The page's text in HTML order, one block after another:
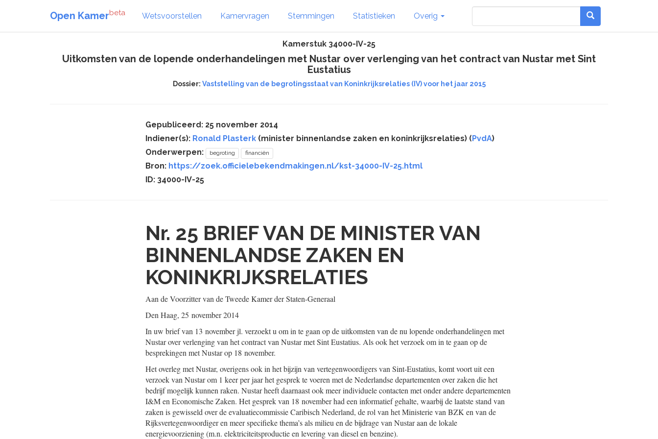
Open Kamerbeta Wetsvoorstellen Kamervragen Stemmingen Statistieken Overig
Kamerstuk 34000-IV-25
Uitkomsten van de lopende onderhandelingen met Nustar over verlenging van het contract van Nustar met Sint
Eustatius
Dossier: Vaststelling van de begrotingsstaat van Koninkrijksrelaties (IV) voor het jaar 2015
Gepubliceerd: 25 november 2014
Indiener(s): Ronald Plasterk (minister binnenlandse zaken en koninkrijksrelaties) (PvdA)
Onderwerpen:
begroting financiën
Bron: https://zoek.officielebekendmakingen.nl/kst-34000-IV-25.html
ID: 34000-IV-25
Nr. 25 BRIEF VAN DE MINISTER VAN
BINNENLANDSE ZAKEN EN
KONINKRIJKSRELATIES
Aan de Voorzitter van de Tweede Kamer der Staten-Generaal
Den Haag, 25 november 2014
In uw brief van 13 november jl. verzoekt u om in te gaan op de uitkomsten van de nu lopende onderhandelingen met
Nustar over verlenging van het contract van Nustar met Sint Eustatius. Als ook het verzoek om in te gaan op de
besprekingen met Nustar op 18 november.
Het overleg met Nustar, overigens ook in het bijzijn van vertegenwoordigers van Sint-Eustatius, komt voort uit een
verzoek van Nustar om 1 keer per jaar het gesprek te voeren met de Nederlandse departementen over zaken die het
bedrijf mogelijk kunnen raken. Nustar heeft daarnaast ook meer individuele contacten met onder andere departementen
I&M en Economische Zaken. Het gesprek van 18 november had een informatief gehalte, waarbij de laatste stand van
zaken is gewisseld over de evaluatiecommissie Caribisch Nederland, de rol van het Ministerie van BZK en van de
Rijksvertegenwoordiger en meer specifieke thema’s als milieu en de bijdrage van Nustar aan de lokale
energievoorziening (m.n. elektriciteitsproductie en levering van diesel en benzine).